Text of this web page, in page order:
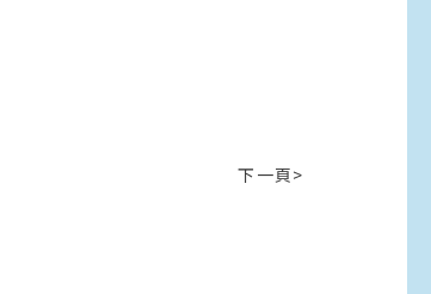
下一頁>